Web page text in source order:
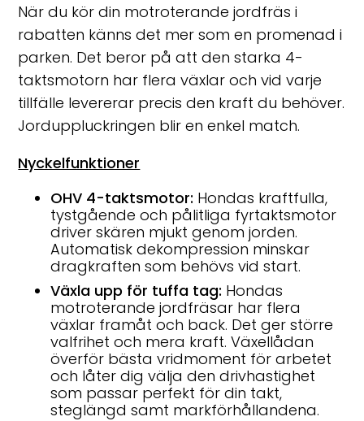
När du kör din motroterande jordfräs i
rabatten känns det mer som en promenad i
parken. Det beror på att den starka 4-
taktsmotorn har flera växlar och vid varje
tillfälle levererar precis den kraft du behöver.
Jorduppluckringen blir en enkel match.
Nyckelfunktioner
OHV 4-taktsmotor: Hondas kraftfulla,
tystgående och pålitliga fyrtaktsmotor
driver skären mjukt genom jorden.
Automatisk dekompression minskar
dragkraften som behövs vid start.
Växla upp för tuffa tag: Hondas
motroterande jordfräsar har flera
växlar framåt och back. Det ger större
valfrihet och mera kraft. Växellådan
överför bästa vridmoment för arbetet
och låter dig välja den drivhastighet
som passar perfekt för din takt,
steglängd samt markförhållandena.